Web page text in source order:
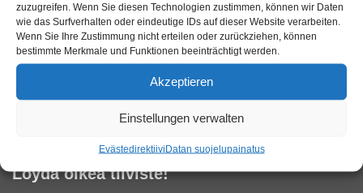
zuzugreifen. Wenn Sie diesen Technologien zustimmen, können wir Daten
wie das Surfverhalten oder eindeutige IDs auf dieser Website verarbeiten.
Wenn Sie Ihre Zustimmung nicht erteilen oder zurückziehen, können
bestimmte Merkmale und Funktionen beeinträchtigt werden.
Akzeptieren
Einstellungen verwalten
EvästedirektiiviDatan suojelupainatus
Osto laskulla
Viranomaisille ja instituutioille tarjoamme tilauksesta myös
tilausmaksun.
Ota yhteyttä tätä varten
Löydä oikea tiiviste!